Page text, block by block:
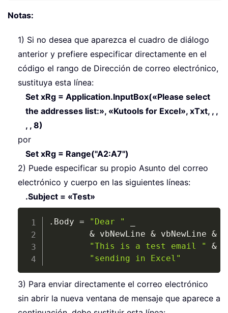
Notas:
1) Si no desea que aparezca el cuadro de diálogo
anterior y prefiere especificar directamente en el
código el rango de Dirección de correo electrónico,
sustituya esta línea:
Set xRg = Application.InputBox(«Please select
the addresses list:», «Kutools for Excel», xTxt, , ,
, , 8)
por
Set xRg = Range("A2:A7")
2) Puede especificar su propio Asunto del correo
electrónico y cuerpo en las siguientes líneas:
.Subject = «Test»
. Body = "Dear "
& vbNewLine & vbNewLine &
"This is a test email "
&
"sending in Excel"
3) Para enviar directamente el correo electrónico
sin abrir la nueva ventana de mensaje que aparece a